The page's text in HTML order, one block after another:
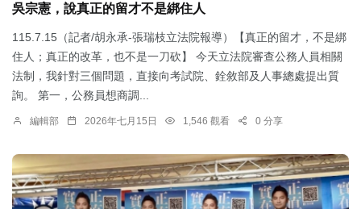
吳宗憲，說真正的留才不是綁住人
115.7.15（記者/胡永承-張瑞枝立法院報導）【真正的留才，不是綁
住人；真正的改革，也不是一刀砍】 今天立法院審查公務人員相關
法制，我針對三個問題，直接向考試院、銓敘部及人事總處提出質
詢。 第一，公務員想商調...
編輯部 2026年七月15日 1,546 觀看 0 分享